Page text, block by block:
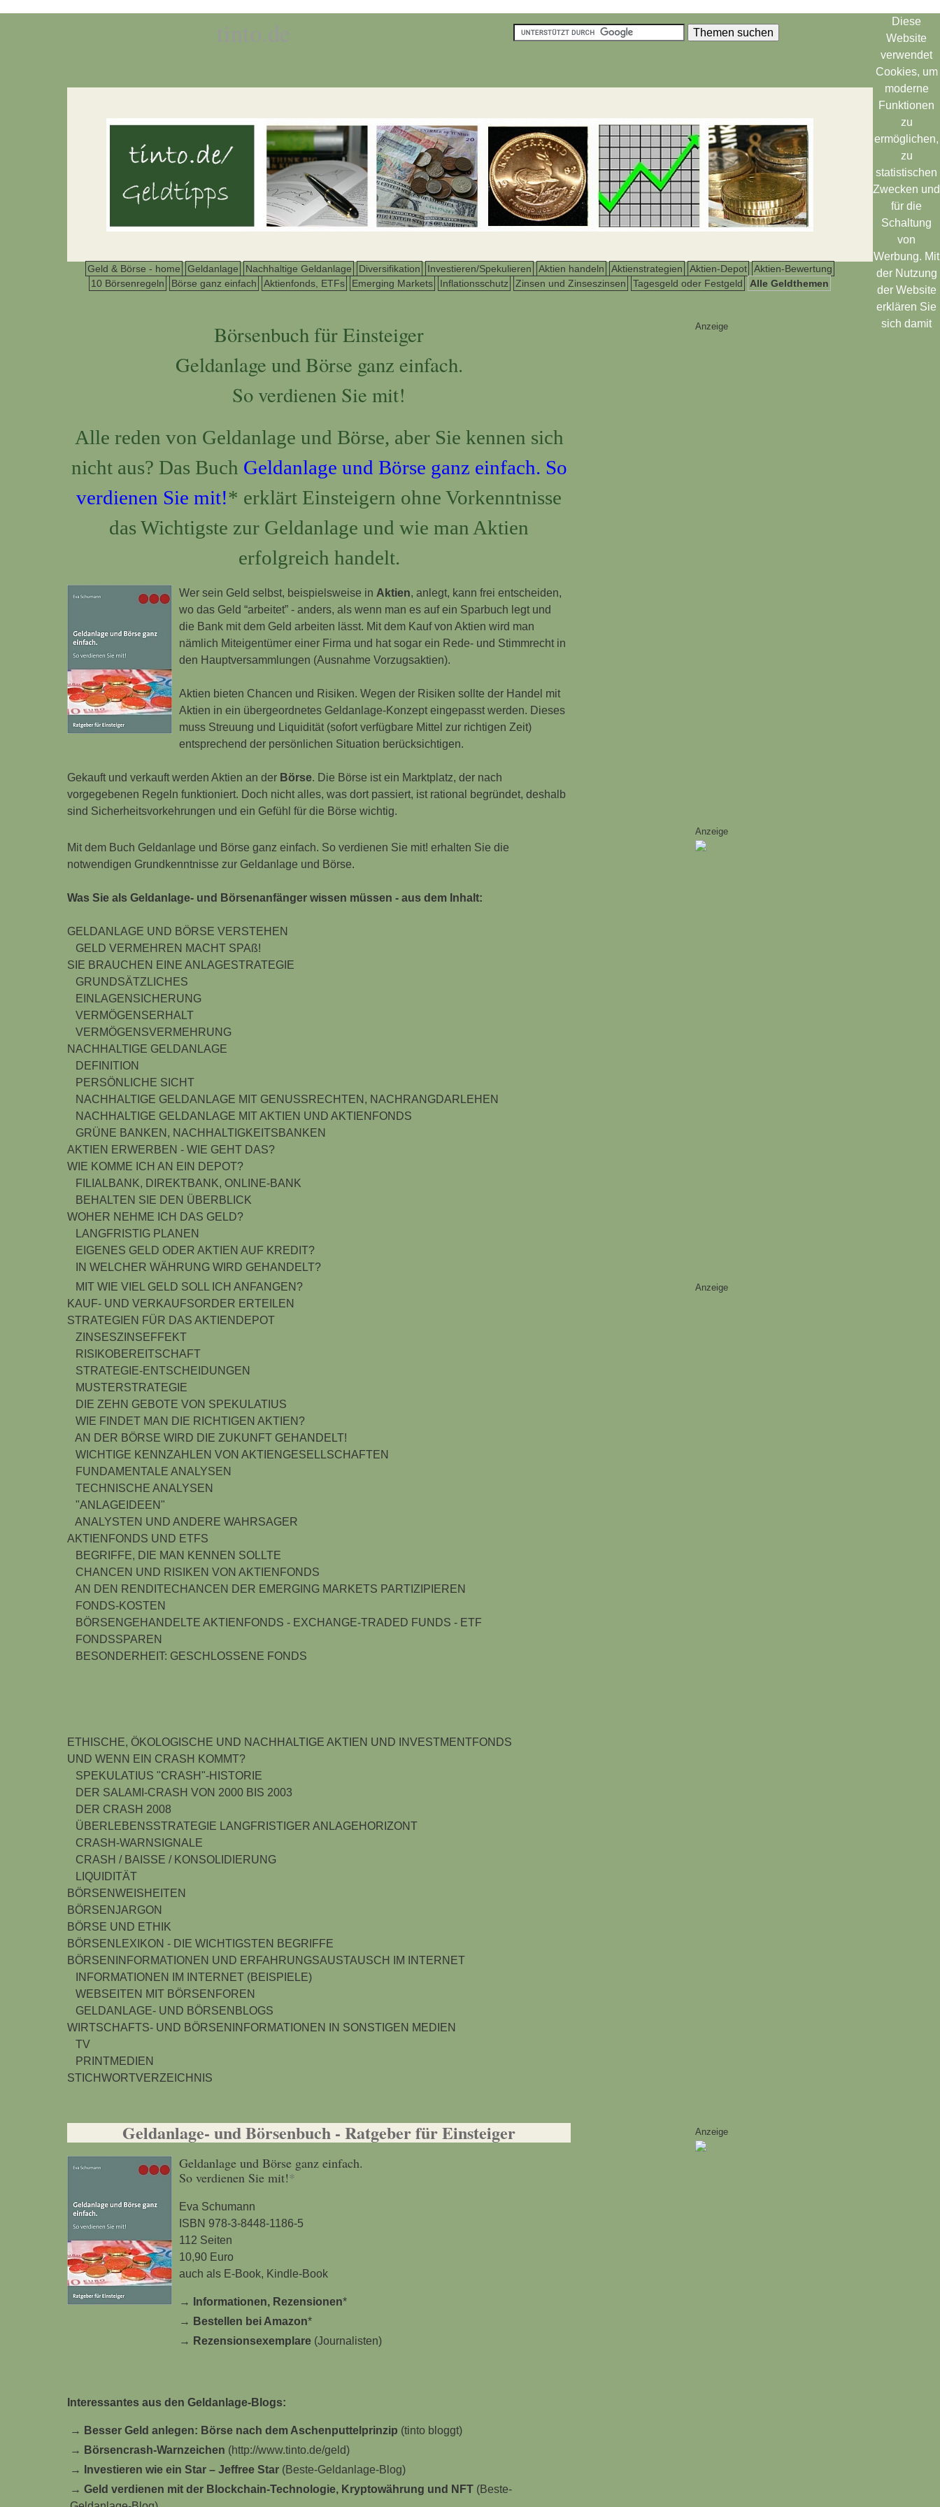
tinto.de
Geld & Börse - home Geldanlage Nachhaltige Geldanlage Diversifikation Investieren/Spekulieren Aktien handeln Aktienstrategien Aktien-Depot
Aktien-Bewertung
10 Börsenregeln
Börse ganz einfach Aktienfonds, ETFs Emerging Markets Inflationsschutz Zinsen und Zinseszinsen Tagesgeld oder Festgeld Alle Geldthemen
Börsenbuch für Einsteiger
Geldanlage und Börse ganz einfach.
So verdienen Sie mit!
Alle reden von Geldanlage und Börse, aber Sie kennen sich
nicht aus? Das Buch Geldanlage und Börse ganz einfach. So
verdienen Sie mit!* erklärt Einsteigern ohne Vorkenntnisse
das Wichtigste zur Geldanlage und wie man Aktien
erfolgreich handelt.
Wer sein Geld selbst, beispielsweise in Aktien, anlegt, kann frei entscheiden,
wo das Geld “arbeitet” - anders, als wenn man es auf ein Sparbuch legt und
die Bank mit dem Geld arbeiten lässt. Mit dem Kauf von Aktien wird man
nämlich Miteigentümer einer Firma und hat sogar ein Rede- und Stimmrecht in
den Hauptversammlungen (Ausnahme Vorzugsaktien).
Aktien bieten Chancen und Risiken. Wegen der Risiken sollte der Handel mit
Aktien in ein übergeordnetes Geldanlage-Konzept eingepasst werden. Dieses
muss Streuung und Liquidität (sofort verfügbare Mittel zur richtigen Zeit)
entsprechend der persönlichen Situation berücksichtigen.
Gekauft und verkauft werden Aktien an der Börse. Die Börse ist ein Marktplatz, der nach
vorgegebenen Regeln funktioniert. Doch nicht alles, was dort passiert, ist rational begründet, deshalb
sind Sicherheitsvorkehrungen und ein Gefühl für die Börse wichtig.
Anzeige
Mit dem Buch Geldanlage und Börse ganz einfach. So verdienen Sie mit! erhalten Sie die
notwendigen Grundkenntnisse zur Geldanlage und Börse.
Was Sie als Geldanlage- und Börsenanfänger wissen müssen - aus dem Inhalt:
GELDANLAGE UND BÖRSE VERSTEHEN
GELD VERMEHREN MACHT SPAß!
SIE BRAUCHEN EINE ANLAGESTRATEGIE
GRUNDSÄTZLICHES
EINLAGENSICHERUNG
VERMÖGENSERHALT
VERMÖGENSVERMEHRUNG
NACHHALTIGE GELDANLAGE
DEFINITION
PERSÖNLICHE SICHT
NACHHALTIGE GELDANLAGE MIT GENUSSRECHTEN, NACHRANGDARLEHEN
NACHHALTIGE GELDANLAGE MIT AKTIEN UND AKTIENFONDS
GRÜNE BANKEN, NACHHALTIGKEITSBANKEN
AKTIEN ERWERBEN - WIE GEHT DAS?
WIE KOMME ICH AN EIN DEPOT?
FILIALBANK, DIREKTBANK, ONLINE-BANK
BEHALTEN SIE DEN ÜBERBLICK
WOHER NEHME ICH DAS GELD?
LANGFRISTIG PLANEN
EIGENES GELD ODER AKTIEN AUF KREDIT?
IN WELCHER WÄHRUNG WIRD GEHANDELT?
Anzeige
MIT WIE VIEL GELD SOLL ICH ANFANGEN?
KAUF- UND VERKAUFSORDER ERTEILEN
STRATEGIEN FÜR DAS AKTIENDEPOT
ZINSESZINSEFFEKT
RISIKOBEREITSCHAFT
STRATEGIE-ENTSCHEIDUNGEN
MUSTERSTRATEGIE
DIE ZEHN GEBOTE VON SPEKULATIUS
WIE FINDET MAN DIE RICHTIGEN AKTIEN?
AN DER BÖRSE WIRD DIE ZUKUNFT GEHANDELT!
WICHTIGE KENNZAHLEN VON AKTIENGESELLSCHAFTEN
FUNDAMENTALE ANALYSEN
TECHNISCHE ANALYSEN
"ANLAGEIDEEN"
ANALYSTEN UND ANDERE WAHRSAGER
AKTIENFONDS UND ETFS
BEGRIFFE, DIE MAN KENNEN SOLLTE
CHANCEN UND RISIKEN VON AKTIENFONDS
AN DEN RENDITECHANCEN DER EMERGING MARKETS PARTIZIPIEREN
FONDS-KOSTEN
BÖRSENGEHANDELTE AKTIENFONDS - EXCHANGE-TRADED FUNDS - ETF
FONDSSPAREN
BESONDERHEIT: GESCHLOSSENE FONDS
Anzeige
ETHISCHE, ÖKOLOGISCHE UND NACHHALTIGE AKTIEN UND INVESTMENTFONDS
UND WENN EIN CRASH KOMMT?
SPEKULATIUS "CRASH"-HISTORIE
DER SALAMI-CRASH VON 2000 BIS 2003
DER CRASH 2008
ÜBERLEBENSSTRATEGIE LANGFRISTIGER ANLAGEHORIZONT
CRASH-WARNSIGNALE
CRASH / BAISSE / KONSOLIDIERUNG
LIQUIDITÄT
BÖRSENWEISHEITEN
BÖRSENJARGON
BÖRSE UND ETHIK
BÖRSENLEXIKON - DIE WICHTIGSTEN BEGRIFFE
BÖRSENINFORMATIONEN UND ERFAHRUNGSAUSTAUSCH IM INTERNET
INFORMATIONEN IM INTERNET (BEISPIELE)
WEBSEITEN MIT BÖRSENFOREN
GELDANLAGE- UND BÖRSENBLOGS
WIRTSCHAFTS- UND BÖRSENINFORMATIONEN IN SONSTIGEN MEDIEN
TV
PRINTMEDIEN
STICHWORTVERZEICHNIS
Geldanlage- und Börsenbuch - Ratgeber für Einsteiger
Geldanlage und Börse ganz einfach.
So verdienen Sie mit!*
Eva Schumann
ISBN 978-3-8448-1186-5
112 Seiten
10,90 Euro
auch als E-Book, Kindle-Book
→ Informationen, Rezensionen*
→ Bestellen bei Amazon*
→ Rezensionsexemplare (Journalisten)
Interessantes aus den Geldanlage-Blogs:
→ Besser Geld anlegen: Börse nach dem Aschenputtelprinzip (tinto bloggt)
→ Börsencrash-Warnzeichen (http://www.tinto.de/geld)
→
Investieren wie ein Star – Jeffree Star (Beste-Geldanlage-Blog)
→ Geld verdienen mit der Blockchain-Technologie, Kryptowährung und NFT (Beste-
Anzeige
Diese
Website
verwendet
Cookies, um
moderne
Funktionen
zu
ermöglichen,
zu
statistischen
Zwecken und
für die
Schaltung
von
Werbung. Mit
der Nutzung
der Website
erklären Sie
sich damit